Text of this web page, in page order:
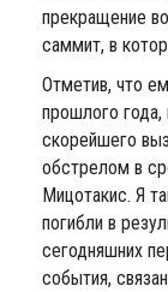
прекращение
саммит, в
Отметив, что
прошлого года,
скорейшего
обстрелом в
Мицотакис. Я
погибли в
сегодняшних
события,